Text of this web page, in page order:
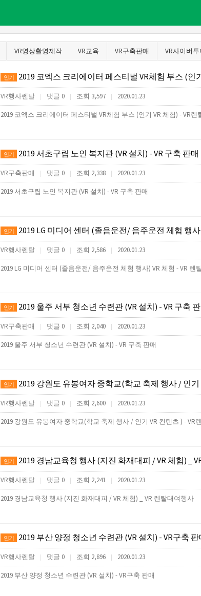
VR영상촬영제작 VR교육 VR구축판매 VR사이버투
인기 2019 코엑스 크리에이터 페스티벌 VR체험 부스 (인기 VR
VR행사렌탈 댓글 0 조회 3,597 2020.01.23
2019 코엑스 크리에이터 페스티벌 VR체험 부스 (인기 VR 체험) - VR렌
인기 2019 서초구립 노인 복지관 (VR 설치) - VR 구축 판매
VR구축판매 | 댓글 0 | 조회 2,338 | 2020.01.23
2019 서초구립 노인 복지관 (VR 설치) - VR 구축 판매
인기 2019 LG 미디어 센터 (졸음운전/ 음주운전 체험 행사) VR
VR행사렌탈 | 댓글 0 | 조회 2,586 | 2020.01.23
2019 LG 미디어 센터 (졸음운전/ 음주운전 체험 행사) VR 체험 - VR 렌
인기 2019 울주 서부 청소년 수련관 (VR 설치) - VR 구축
VR구축판매 댓글 0 조회 2,040 2020.01.23
2019 울주 서부 청소년 수련관 (VR 설치) - VR 구축 판매
인기 2019 강원도 유봉여자 중학교(학교 축제 행사 / 인기 VR
VR행사렌탈 댓글 0 조회 2,600 2020.01.23
2019 강원도 유봉여자 중학교(학교 축제 행사 / 인기 VR 컨텐츠 ) - VR
인기 2019 경남교육청 행사 (지진 화재대피 / VR 체험) _
VR행사렌탈 댓글 0 조회 2,241 2020.01.23
2019 경남교육청 행사 (지진 화재대피 / VR 체험) _ VR 렌탈대여행사
인기 2019 부산 양정 청소년 수련관 (VR 설치) - VR구축 판
VR행사렌탈 | 댓글 0 | 조회 2,896 | 2020.01.23
2019 부산 양정 청소년 수련관 (VR 설치) - VR구축 판매